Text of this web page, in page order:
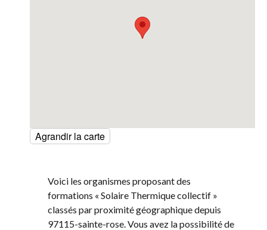
Agrandir la carte
Voici les organismes proposant des
formations « Solaire Thermique collectif »
classés par proximité géographique depuis
97115-sainte-rose. Vous avez la possibilité de